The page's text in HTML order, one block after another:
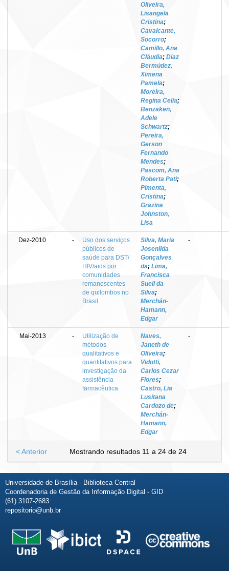
Oliveira,
Lisangela
Cristina;
Cavalcante,
Socorro;
Camillo, Ana
Cláudia; Díaz
Bermúdez,
Ximena
Pamela;
Moreira,
Regina Celia;
Benzaken,
Adele
Schwartz;
Pereira,
Gerson
Fernando
Mendes;
Pascom, Ana
Roberta Pati;
Pimenta,
Cristina;
Grazina
Johnston,
Lisa
Dez-2010 -
Uso dos serviços
públicos de
saúde para DST/
HIV/aids por
comunidades
remanescentes
de quilombos no
Brasil
Silva, Maria
Josenilda
Gonçalves
da; Lima,
Francisca
Sueli da
Silva;
Merchán-
Hamann,
Edgar
-
Mai-2013 -
Utilização de
métodos
qualitativos e
quantitativos para
investigação da
assistência
farmacêutica
Naves,
Janeth de
Oliveira;
Vidotti,
Carlos Cezar
Flores;
Castro, Lia
Lusitana
Cardozo de;
Merchán-
Hamann,
Edgar
-
Mostrando resultados 11 a 24 de 24
< Anterior
Universidade de Brasília - Biblioteca Central
Coordenadoria de Gestão da Informação Digital - GID
(61) 3107-2683
repositorio@unb.br